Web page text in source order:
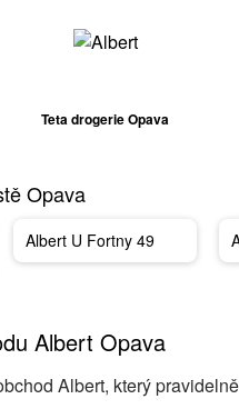
Teta drogerie Opava
Opava
Albert U Fortny 49
Albert Opava
Albert, který